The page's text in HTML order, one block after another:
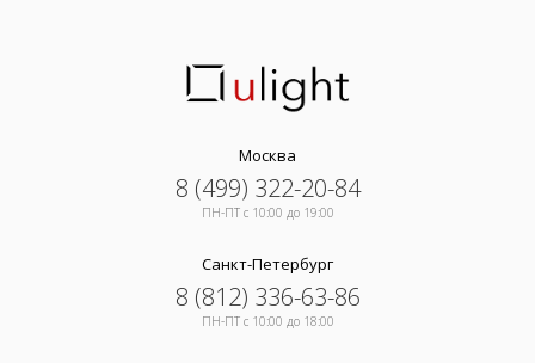
Москва
8 (499) 322-20-84
ПН-ПТ c 10:00 до 19:00
Санкт-Петербург
8 (812) 336-63-86
ПН-ПТ c 10:00 до 18:00